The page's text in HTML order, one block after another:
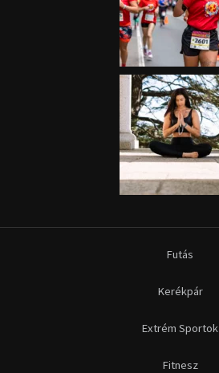
Futás
Kerékpár
Extrém Sportok
Fitnesz